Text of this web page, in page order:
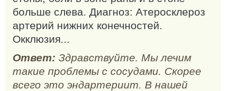
больше слева. Диагноз: Атеросклероз
артерий нижних конечностей.
Окклюзия...
Ответ: Здравствуйте. Мы лечим
такие проблемы с сосудами. Скорее
всего это эндартериит. В нашей